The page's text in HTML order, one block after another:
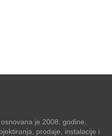
osnovana je 2008. godine.
prodaje, instalacije i